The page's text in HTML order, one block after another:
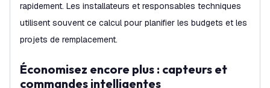
rapidement. Les installateurs et responsables techniques
utilisent souvent ce calcul pour planifier les budgets et les
projets de remplacement.
Économisez encore plus : capteurs et
commandes intelligentes